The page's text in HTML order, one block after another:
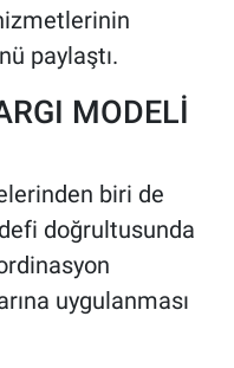
paylaştı.
MODELİ
biri de
doğrultusunda
uygulanması